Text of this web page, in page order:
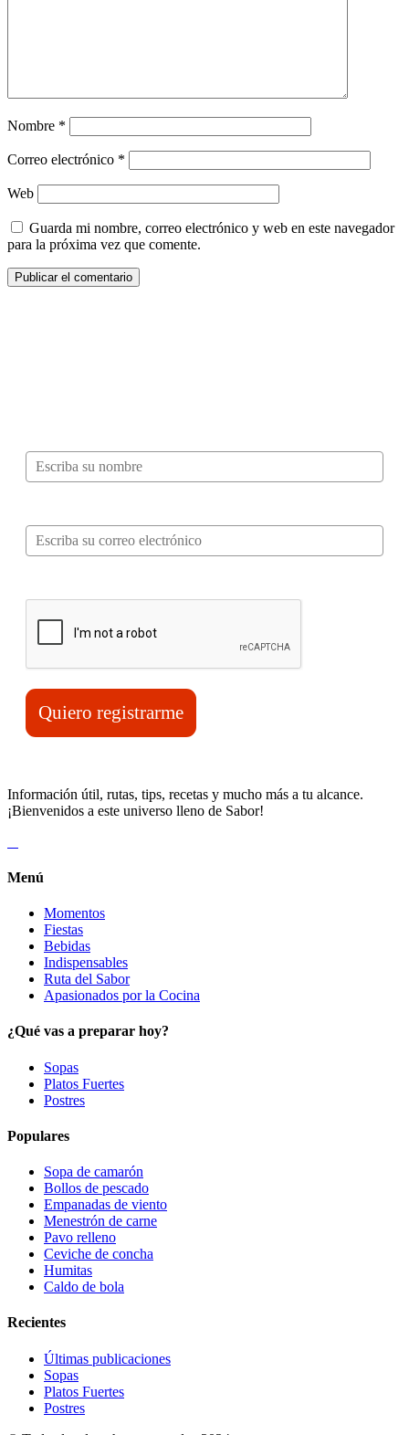
Nombre *
Correo electrónico *
Web
Guarda mi nombre, correo electrónico y web en este navegador
para la próxima vez que comente.
Quiero registrarme
Información útil, rutas, tips, recetas y mucho más a tu alcance.
¡Bienvenidos a este universo lleno de Sabor!
Menú
Momentos
Fiestas
Bebidas
Indispensables
Ruta del Sabor
Apasionados por la Cocina
¿Qué vas a preparar hoy?
Sopas
Platos Fuertes
Postres
Populares
Sopa de camarón
Bollos de pescado
Empanadas de viento
Menestrón de carne
Pavo relleno
Ceviche de concha
Humitas
Caldo de bola
Recientes
Últimas publicaciones
Sopas
Platos Fuertes
Postres